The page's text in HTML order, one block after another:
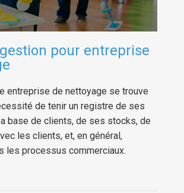
pour entreprise
entreprise de nettoyage se trouve
de tenir un registre de ses
base de clients, de ses stocks, de
les clients, et, en général,
les processus commerciaux.